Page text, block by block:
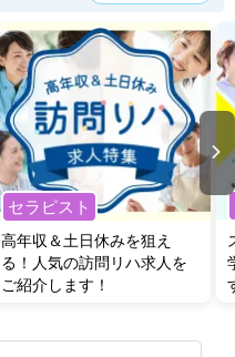
セラピスト
高年収＆土日休みを狙え
る！人気の訪問リハ求人を
ご紹介します！